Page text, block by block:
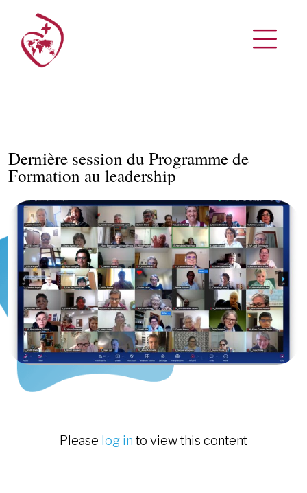
Dernière session du Programme de
Formation au leadership
Please log in to view this content